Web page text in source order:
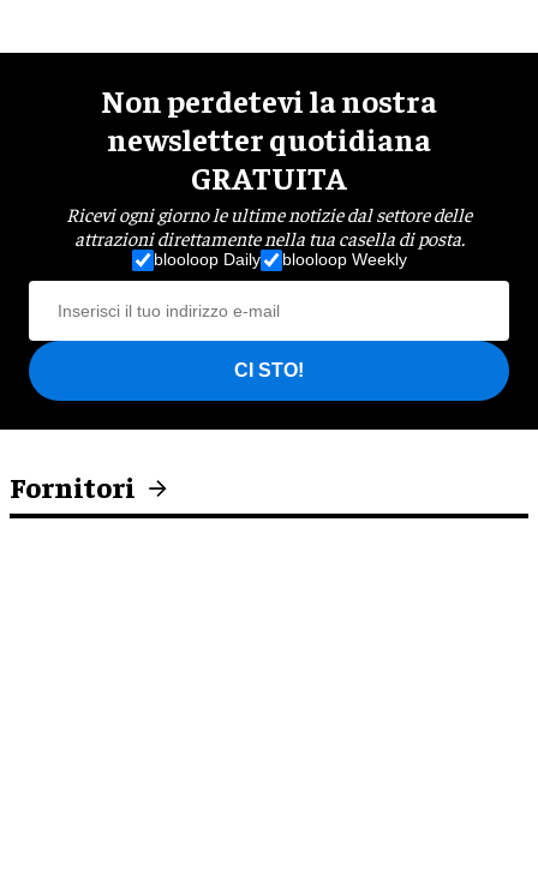
Non perdetevi la nostra
newsletter quotidiana
GRATUITA
Ricevi ogni giorno le ultime notizie dal settore delle
attrazioni direttamente nella tua casella di posta.
blooloop Daily blooloop Weekly
CI STO!
Fornitori